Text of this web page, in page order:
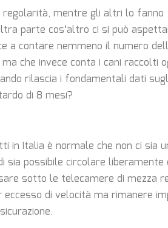
mentre gli altri lo fanno
parte cos’altro ci si può
a contare nemmeno il numero
che invece conta i cani raccolti
rilascia i fondamentali dati
di 8 mesi?
in Italia è normale che non ci sia
possibile circolare liberamente
sotto le telecamere di mezza
di velocità ma rimanere